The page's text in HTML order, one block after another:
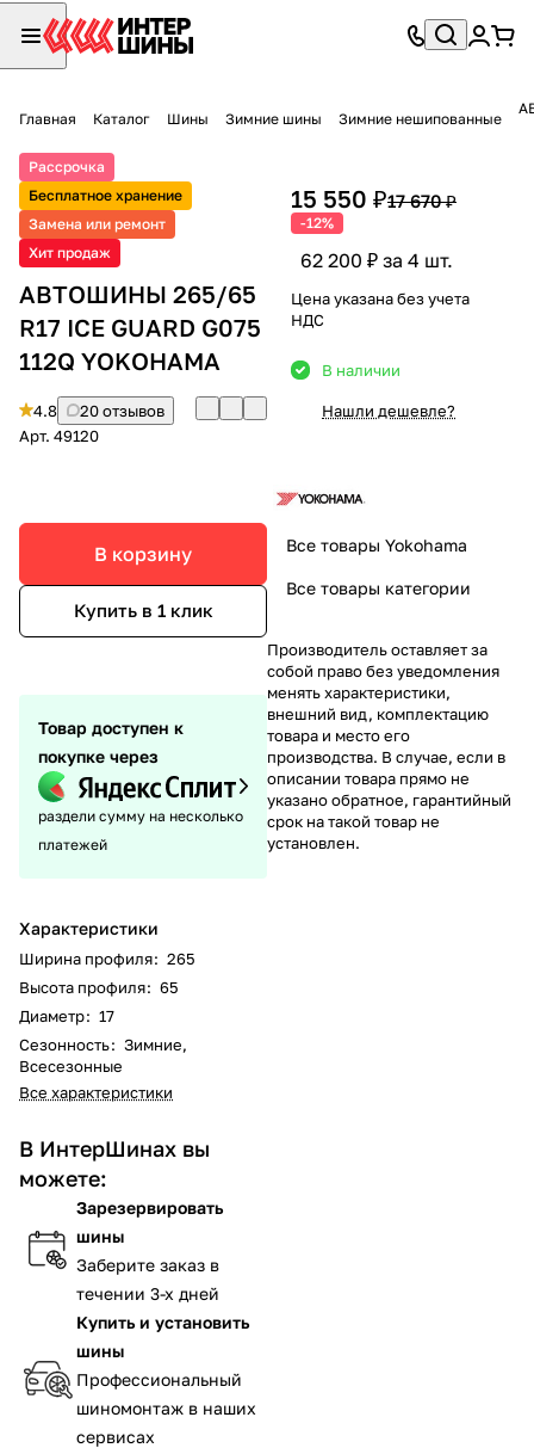
Главная Каталог Шины Зимние шины Зимние нешипованные
Рассрочка
Бесплатное хранение
Замена или ремонт
Хит продаж
АВТОШИНЫ 265/65
R17 ICE GUARD G075
112Q YOKOHAMA
4.8
20 отзывов
Арт. 49120
В корзину
Купить в 1 клик
Товар доступен к
покупке через
раздели сумму на несколько
платежей
Характеристики
Ширина профиля: 265
Высота профиля: 65
Диаметр: 17
Сезонность: Зимние,
Всесезонные
Все характеристики
В ИнтерШинах вы
можете:
Зарезервировать
шины
Заберите заказ в
течении 3-х дней
Купить и установить
шины
Профессиональный
шиномонтаж в наших
сервисах
15 550 ₽17 670 ₽
-12%
62 200 ₽ за 4 шт.
Цена указана без учета
НДС
В наличии
Нашли дешевле?
Все товары Yokohama
Все товары категории
Производитель оставляет за
собой право без уведомления
менять характеристики,
внешний вид, комплектацию
товара и место его
производства. В случае, если в
описании товара прямо не
указано обратное, гарантийный
срок на такой товар не
установлен.